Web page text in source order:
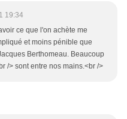
19:34
ce que l'on achète me
et moins pénible que
Berthomeau. Beaucoup
/> sont entre nos mains.<br />